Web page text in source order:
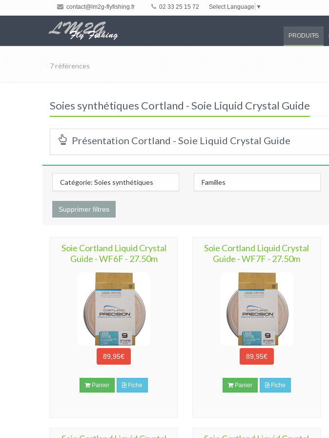
contact@lm2g-flyfishing.fr 02 33 25 15 72 Select Language ▼
PRODUITS
7 références
Soies synthétiques Cortland - Soie Liquid Crystal Guide
Présentation Cortland - Soie Liquid Crystal Guide
Catégorie: Soies synthétiques Familles
Supprimer filtres
Soie Cortland Liquid Crystal
Guide - WF6F - 27.50m
89,95€
Panier Fiche
Soie Cortland Liquid Crystal
Guide - WF7F - 27.50m
89,95€
Panier Fiche